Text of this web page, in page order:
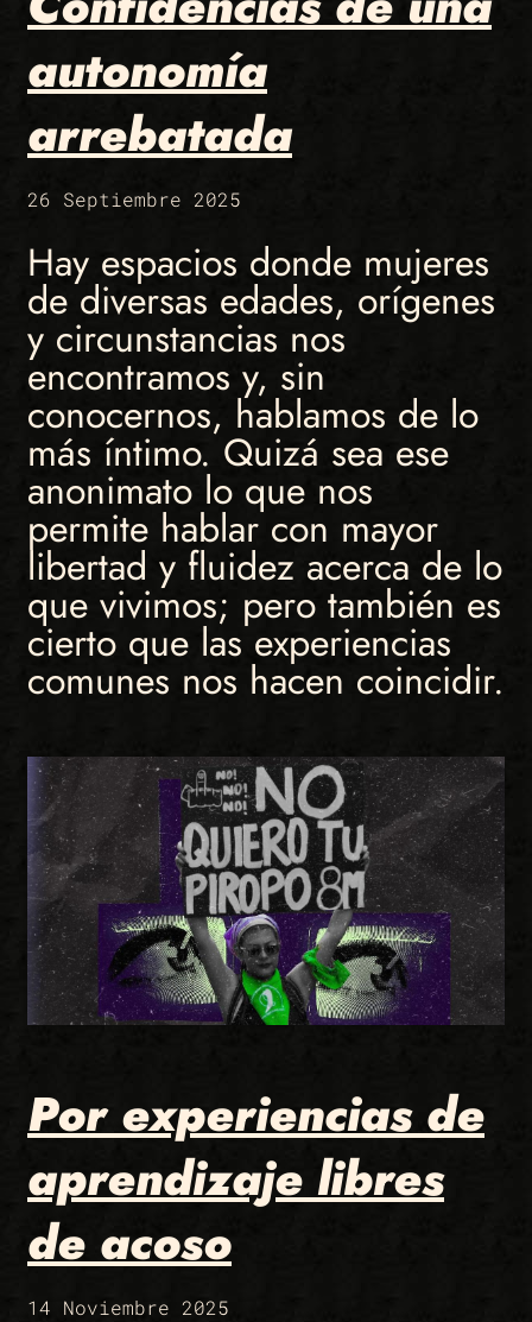
autonomía
arrebatada
26 Septiembre 2025
Hay espacios donde mujeres
de diversas edades, orígenes
y circunstancias nos
encontramos y, sin
conocernos, hablamos de lo
más íntimo. Quizá sea ese
anonimato lo que nos
permite hablar con mayor
libertad y fluidez acerca de lo
que vivimos; pero también es
cierto que las experiencias
comunes nos hacen coincidir.
Por experiencias de
aprendizaje libres
de acoso
14 Noviembre 2025